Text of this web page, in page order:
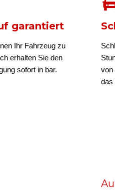
garantiert
Ihr Fahrzeug zu
erhalten Sie den
sofort in bar.
von
das